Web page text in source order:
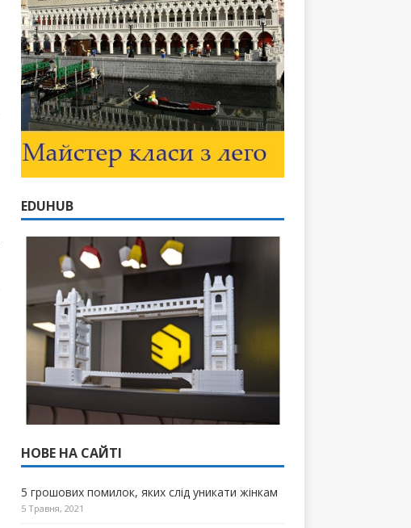
EDUHUB
НОВЕ НА САЙТІ
5 грошових помилок, яких слід уникати жінкам
5 Травня, 2021